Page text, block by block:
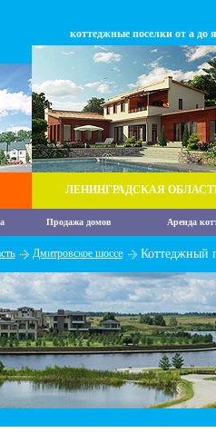
коттеджные поселки от а до я
ЛЕНИНГРАДСКАЯ
Продажа домов Аренда
Дмитровское шоссе Коттеджный